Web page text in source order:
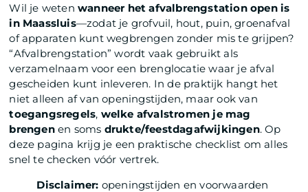
Wil je wetenwanneer het afvalbrengstation open is
in Maassluis—zodat je grofvuil, hout, puin, groenafval
of apparaten kunt wegbrengen zonder mis te grijpen?
“Afvalbrengstation” wordt vaak gebruikt als
verzamelnaam voor een brenglocatie waar je afval
gescheiden kunt inleveren. In de praktijk hangt het
niet alleen af van openingstijden, maar ook van
toegangsregels, welke afvalstromen je mag
brengenen soms drukte/feestdagafwijkingen. Op
deze pagina krijg je een praktische checklist om alles
snel te checken vóór vertrek.
Disclaimer: openingstijden en voorwaarden